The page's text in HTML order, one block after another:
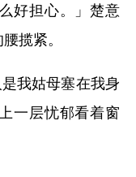
好担心。」楚意
揽紧。
我姑母塞在我身
一层忧郁看着窗